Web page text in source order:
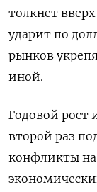
толкнет
ударит по
рынков
иной.
Годовой рост
второй раз
конфликты